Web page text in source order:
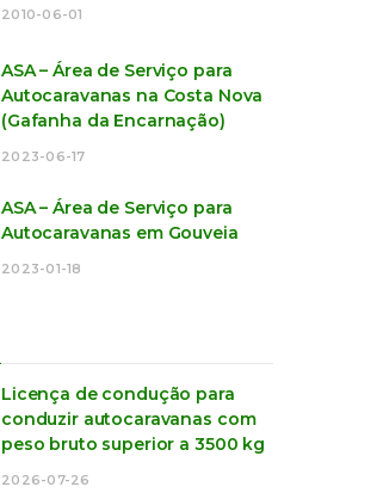
2010-06-01
ASA – Área de Serviço para
Autocaravanas na Costa Nova
(Gafanha da Encarnação)
2023-06-17
ASA – Área de Serviço para
Autocaravanas em Gouveia
2023-01-18
Licença de condução para
conduzir autocaravanas com
peso bruto superior a 3500 kg
2026-07-26